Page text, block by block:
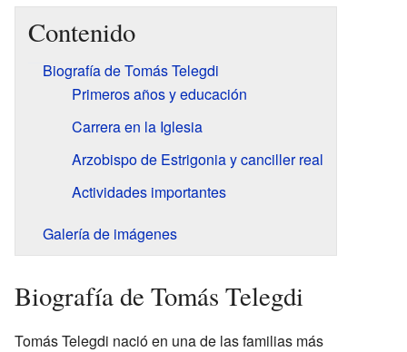
Contenido
Biografía de Tomás Telegdi
Primeros años y educación
Carrera en la Iglesia
Arzobispo de Estrigonia y canciller real
Actividades importantes
Galería de imágenes
Biografía de Tomás Telegdi
Tomás Telegdi nació en una de las familias más